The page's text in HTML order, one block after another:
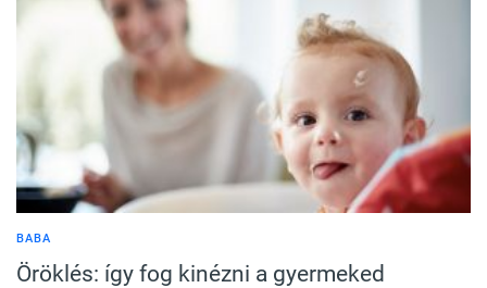
BABA
Öröklés: így fog kinézni a gyermeked